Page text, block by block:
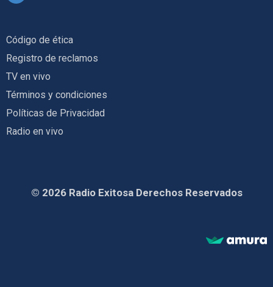
Código de ética
Registro de reclamos
TV en vivo
Términos y condiciones
Políticas de Privacidad
Radio en vivo
© 2026 Radio Exitosa Derechos Reservados